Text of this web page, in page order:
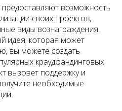
возможность
своих проектов,
виды вознаграждения.
идея, которая может
вы можете создать
краудфандинговых
вызовет поддержку и
необходимые